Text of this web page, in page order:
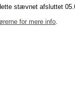
stævnet afsluttet
for mere info.